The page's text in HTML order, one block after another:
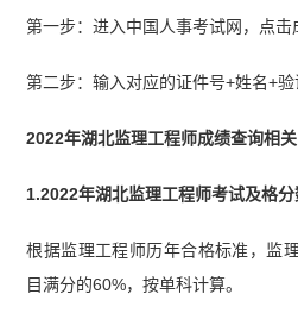
第一步：进入中国人事考试网，点击
第二步：输入对应的证件号+姓名+
2022年湖北监理工程师成绩查询相关
1.2022年湖北监理工程师考试及格分
根据监理工程师历年合格标准，监
目满分的60%，按单科计算。